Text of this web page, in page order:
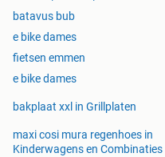
batavus bub
e bike dames
fietsen emmen
e bike dames
bakplaat xxl in Grillplaten
maxi cosi mura regenhoes in
Kinderwagens en Combinaties